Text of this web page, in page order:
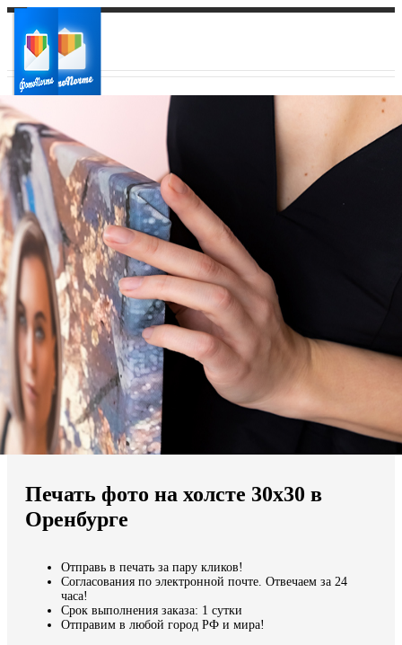
Ваш город:
Ваш регион доставки
Выберите из списка:
Мы доставляем по всему миру
Продолжить без города
Печать фото на холсте 30х30 в
Оренбурге
Отправь в печать за пару кликов!
Согласования по электронной почте. Отвечаем за 24
часа!
Срок выполнения заказа: 1 сутки
Отправим в любой город РФ и мира!